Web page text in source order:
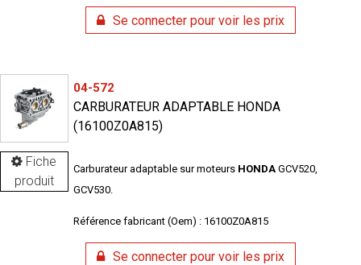
Se connecter pour voir les prix
Fiche
produit
04-572
CARBURATEUR ADAPTABLE HONDA
(16100Z0A815)
Carburateur adaptable sur moteurs HONDA GCV520,
GCV530.
Référence fabricant (Oem) : 16100Z0A815
Se connecter pour voir les prix